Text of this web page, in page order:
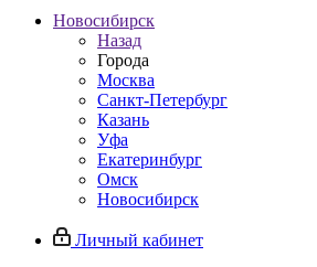
Новосибирск
Назад
Города
Москва
Санкт-Петербург
Казань
Уфа
Екатеринбург
Омск
Новосибирск
Личный кабинет